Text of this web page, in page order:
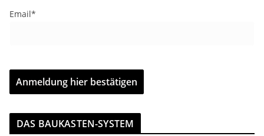
Email*
DAS BAUKASTEN-SYSTEM